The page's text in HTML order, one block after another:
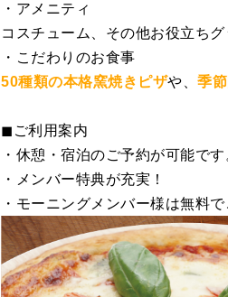
・アメニティ
コスチューム、その他お役立ちグ
・こだわりのお食事
50種類の本格窯焼きピザや、 季
◼︎ご利用案内
・休憩・宿泊のご予約が可能で
・メンバー特典が充実！
・モーニングメンバー様は無料